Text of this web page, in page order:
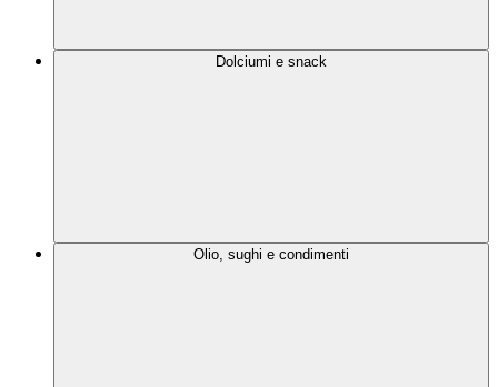
Dolciumi e snack
Olio, sughi e condimenti